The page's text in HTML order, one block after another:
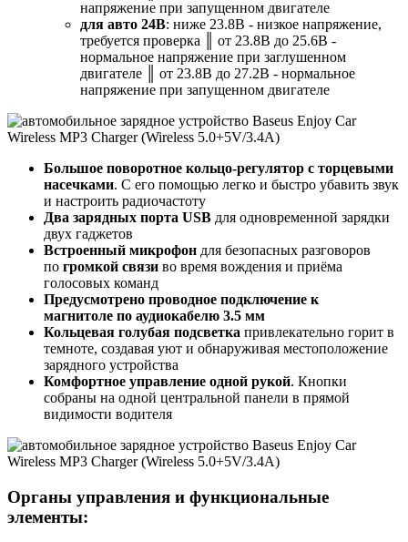
напряжение при запущенном двигателе
для авто 24В: ниже 23.8В - низкое напряжение,
требуется проверка
от 23.8В до 25.6В -
нормальное напряжение при заглушенном
двигателе
от 23.8В до 27.2В - нормальное
напряжение при запущенном двигателе
Большое поворотное кольцо-регулятор с торцевыми
насечками. С его помощью легко и быстро убавить звук
и настроить радиочастоту
Два зарядных порта USB для одновременной зарядки
двух гаджетов
Встроенный микрофон для безопасных разговоров
по громкой связи во время вождения и приёма
голосовых команд
Предусмотрено проводное подключение к
магнитоле по аудиокабелю 3.5 мм
Кольцевая голубая подсветка привлекательно горит в
темноте, создавая уют и обнаруживая местоположение
зарядного устройства
Комфортное управление одной рукой. Кнопки
собраны на одной центральной панели в прямой
видимости водителя
Органы управления и функциональные
элементы: